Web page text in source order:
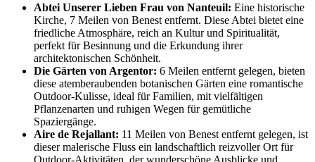
Abtei Unserer Lieben Frau von Nanteuil: Eine historische
Kirche, 7 Meilen von Benest entfernt. Diese Abtei bietet eine
friedliche Atmosphäre, reich an Kultur und Spiritualität,
perfekt für Besinnung und die Erkundung ihrer
architektonischen Schönheit.
Die Gärten von Argentor: 6 Meilen entfernt gelegen, bieten
diese atemberaubenden botanischen Gärten eine romantische
Outdoor-Kulisse, ideal für Familien, mit vielfältigen
Pflanzenarten und ruhigen Wegen für gemütliche
Spaziergänge.
Aire de Rejallant: 11 Meilen von Benest entfernt gelegen, ist
dieser malerische Fluss ein landschaftlich reizvoller Ort für
Outdoor-Aktivitäten, der wunderschöne Ausblicke und